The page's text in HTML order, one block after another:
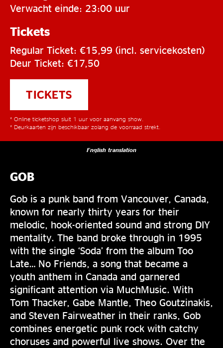
Verwacht einde: 23:00 uur
Tickets
Regular Ticket: €15,99 (incl. servicekosten)
Deur Ticket: €17,50
TICKETS
* Online ticketshop sluit 1 uur voor aanvang show.
* Deurkaarten zijn beschikbaar zolang de voorraad strekt.
English translation
GOB
Gob is a punk band from Vancouver, Canada,
known for nearly thirty years for their
melodic, hook-oriented sound and strong DIY
mentality. The band broke through in 1995
with the single ‘Soda’ from the album Too
Late… No Friends, a song that became a
youth anthem in Canada and garnered
significant attention via MuchMusic. With
Tom Thacker, Gabe Mantle, Theo Goutzinakis,
and Steven Fairweather in their ranks, Gob
combines energetic punk rock with catchy
choruses and powerful live shows. Over the